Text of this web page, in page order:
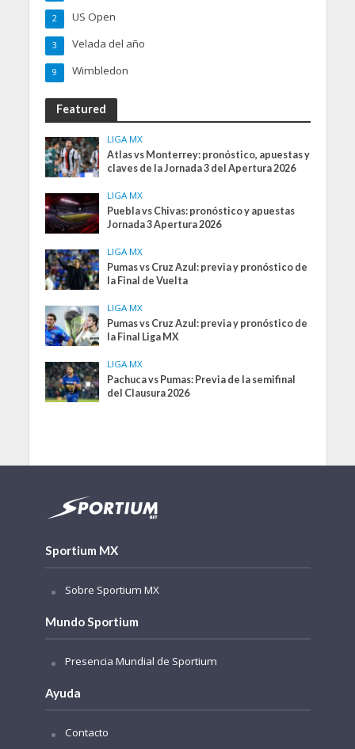
US Open
2
Velada del año
3
Wimbledon
9
Featured
LIGA MX
Atlas vs Monterrey: pronóstico, apuestas y
claves de la Jornada 3 del Apertura 2026
LIGA MX
Puebla vs Chivas: pronóstico y apuestas
Jornada 3 Apertura 2026
LIGA MX
Pumas vs Cruz Azul: previa y pronóstico de
la Final de Vuelta
LIGA MX
Pumas vs Cruz Azul: previa y pronóstico de
la Final Liga MX
LIGA MX
Pachuca vs Pumas: Previa de la semifinal
del Clausura 2026
Sportium MX
Sobre Sportium MX
Mundo Sportium
Presencia Mundial de Sportium
Ayuda
Contacto